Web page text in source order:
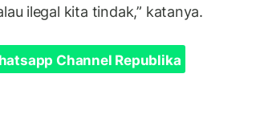
ilegal kita tindak,” katanya.
Channel Republika